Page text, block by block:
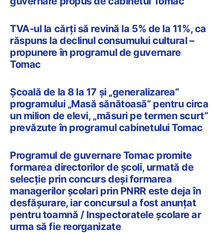
TVA-ul la cărți să revină la 5% de la 11%, ca
răspuns la declinul consumului cultural –
propunere în programul de guvernare
Tomac
Școală de la 8 la 17 și „generalizarea”
programului „Masă sănătoasă” pentru circa
un milion de elevi, „măsuri pe termen scurt”
prevăzute în programul cabinetului Tomac
Programul de guvernare Tomac promite
formarea directorilor de școli, urmată de
selecție prin concurs deși formarea
managerilor școlari prin PNRR este deja în
desfășurare, iar concursul a fost anunțat
pentru toamnă / Inspectoratele școlare ar
urma să fie reorganizate